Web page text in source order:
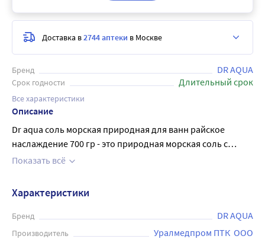
Бренд DR AQUA
Срок годности Длительный срок
Все характеристики
Описание
Dr aqua соль морская природная для ванн райское
наслаждение 700 гр - это природная морская соль с
экстрактами манго и папайи. Природная морская соль
домашних условиях. Регулярный прием ванн с морской
солью поддерживает процесс обновления клеток кожи,
усиливает ее защитные функции, сохраняет молодость и
здоровье. Экстракт манго защищает кожу от негативного
Показать всё
Доставка в2744 аптеки в Москве
Характеристики
Бренд DR AQUA
Производитель Уралмедпром ПТК  ООО